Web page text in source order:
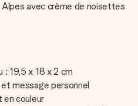
avec crème de noisettes
19,5 x 18 x 2 cm
message personnel
en couleur